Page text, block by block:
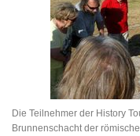
Die Teilnehmer der History
Brunnenschacht der